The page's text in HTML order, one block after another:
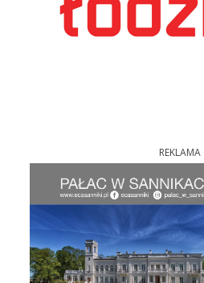
REKLAMA